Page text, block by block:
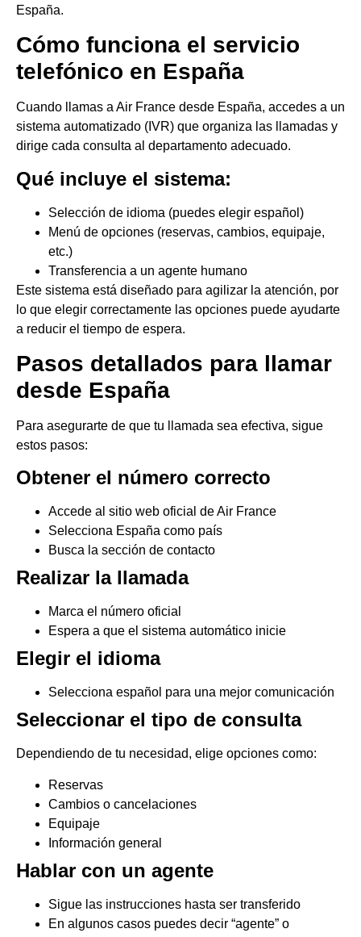
España.
Cómo funciona el servicio
telefónico en España
Cuando llamas a Air France desde España, accedes a un
sistema automatizado (IVR) que organiza las llamadas y
dirige cada consulta al departamento adecuado.
Qué incluye el sistema:
Selección de idioma (puedes elegir español)
Menú de opciones (reservas, cambios, equipaje,
etc.)
Transferencia a un agente humano
Este sistema está diseñado para agilizar la atención, por
lo que elegir correctamente las opciones puede ayudarte
a reducir el tiempo de espera.
Pasos detallados para llamar
desde España
Para asegurarte de que tu llamada sea efectiva, sigue
estos pasos:
Obtener el número correcto
Accede al sitio web oficial de Air France
Selecciona España como país
Busca la sección de contacto
Realizar la llamada
Marca el número oficial
Espera a que el sistema automático inicie
Elegir el idioma
Selecciona español para una mejor comunicación
Seleccionar el tipo de consulta
Dependiendo de tu necesidad, elige opciones como:
Reservas
Cambios o cancelaciones
Equipaje
Información general
Hablar con un agente
Sigue las instrucciones hasta ser transferido
En algunos casos puedes decir “agente” o